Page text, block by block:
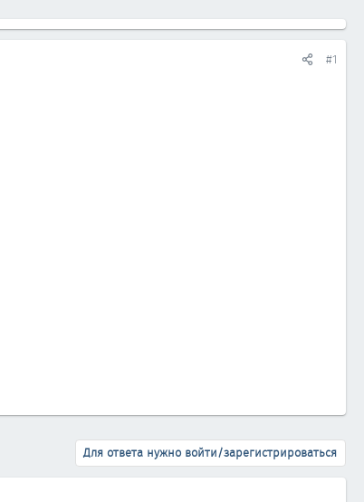
#1
Для ответа нужно войти/зарегистрироваться